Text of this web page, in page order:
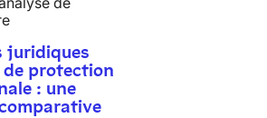
juridiques
protection
: une